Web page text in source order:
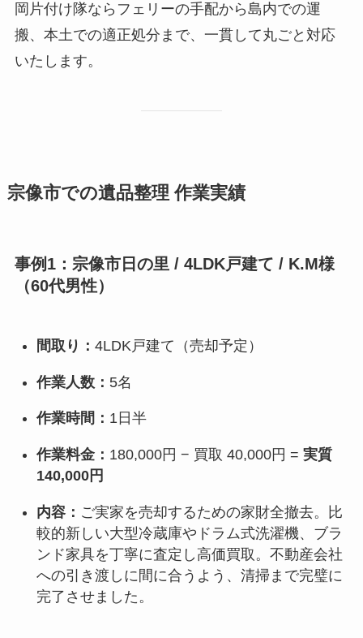
岡片付け隊ならフェリーの手配から島内での運
搬、本土での適正処分まで、一貫して丸ごと対応
いたします。
宗像市での遺品整理 作業実績
事例1：宗像市日の里 / 4LDK戸建て / K.M様
（60代男性）
間取り： 4LDK戸建て（売却予定）
作業人数： 5名
作業時間： 1日半
作業料金： 180,000円 − 買取 40,000円 = 実質
140,000円
内容： ご実家を売却するための家財全撤去。比
較的新しい大型冷蔵庫やドラム式洗濯機、ブラ
ンド家具を丁寧に査定し高価買取。不動産会社
への引き渡しに間に合うよう、清掃まで完璧に
完了させました。